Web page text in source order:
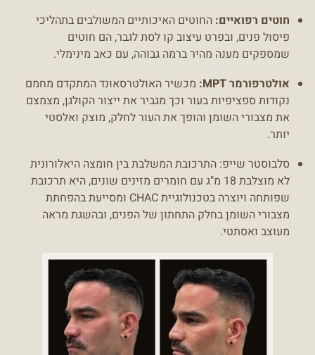
חוטים רפואיים: החוטים האיכותיים המשולבים בתהליכי
פיסול פנים, ובפרט עיצוב קו לסת לגבר, הם חוטים
שמספקים מענה מהיר ברמה גבוהה, עם כאב מינימלי.
אולטרפורמר MPT:
מכשיר האולטרסאונד המתקדם מחמם
נקודות ספציפיות בעור וכך מגביר את ייצור הקולגן, מצמצם
את מצבורי השומן והופך את העור לחלק, מוצק ואלסטי
יותר.
סלבוסטר שייפ: התרכובת המשלבת בין חומצה היאלורונית
לא מוצלבת 18 מ"ג עם חומרים מזינים שונים, היא תרכובת
שפותחה ויוצרה בטכנולוגיית CHAC ומסייעת בהפחתת
מצבורי השומן בחלק התחתון של הפנים, ובהשגת מראה
מעוצב ואסתטי.